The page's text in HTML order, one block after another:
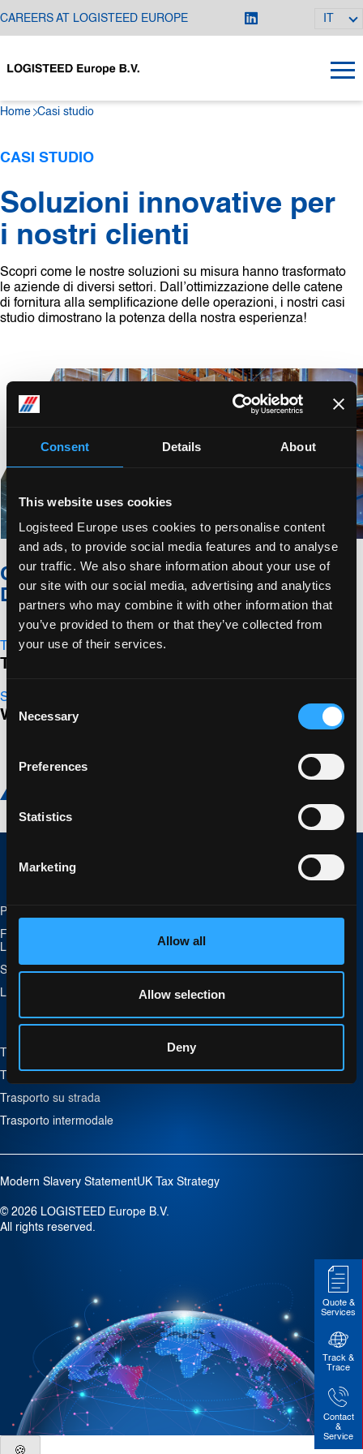
Consent Details About
This website uses cookies
Logisteed Europe uses cookies to personalise content
and ads, to provide social media features and to analyse
our traffic. We also share information about your use of
our site with our social media, advertising and analytics
partners who may combine it with other information that
you’ve provided to them or that they’ve collected from
your use of their services.
Consent
Selection
Necessary
Preferences
Statistics
Marketing
Allow all
Allow selection
Deny
CAREERS AT LOGISTEED EUROPE
Home Casi studio
CASI STUDIO
Soluzioni innovative per
i nostri clienti
Scopri come le nostre soluzioni su misura hanno trasformato
le aziende di diversi settori. Dall’ottimizzazione delle catene
di fornitura alla semplificazione delle operazioni, i nostri casi
studio dimostrano la potenza della nostra esperienza!
Case Study – Warehousing and
Distribution
TYPE OF CLIENT
Tool Manufacturer
SERVICE(S)
Warehousing
Profilo aziendale
Filosofia del Gruppo
LOGISTEED
Sostenibilità
La nostra rete europea
Logistica Conto Terzi (3PL)
Trasporto su strada
Trasporto intermodale
Notizie e aggiornamenti
© 2026 LOGISTEED Europe B.V.
All rights reserved.
Modern Slavery StatementUK Tax Strategy
Quote &
Services
Track &
Trace
Contact
&
Service
🍪